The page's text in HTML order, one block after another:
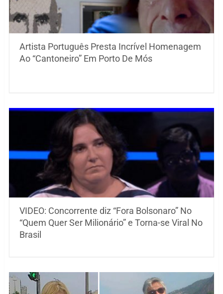
Artista Português Presta Incrível Homenagem
Ao “Cantoneiro” Em Porto De Mós
VIDEO: Concorrente diz “Fora Bolsonaro” No
“Quem Quer Ser Milionário” e Torna-se Viral No
Brasil